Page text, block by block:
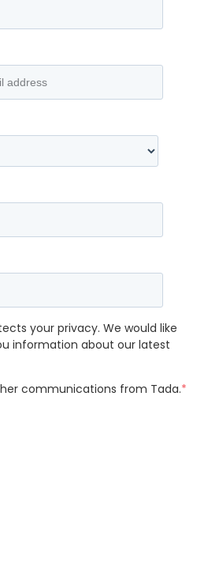
your privacy. We would like
information about our latest
communications from Tada.*